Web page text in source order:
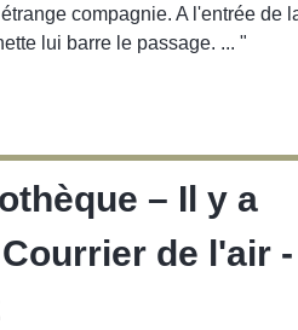
étrange compagnie. A l'entrée de
lui barre le passage. ... "
– Il y a
de l'air -